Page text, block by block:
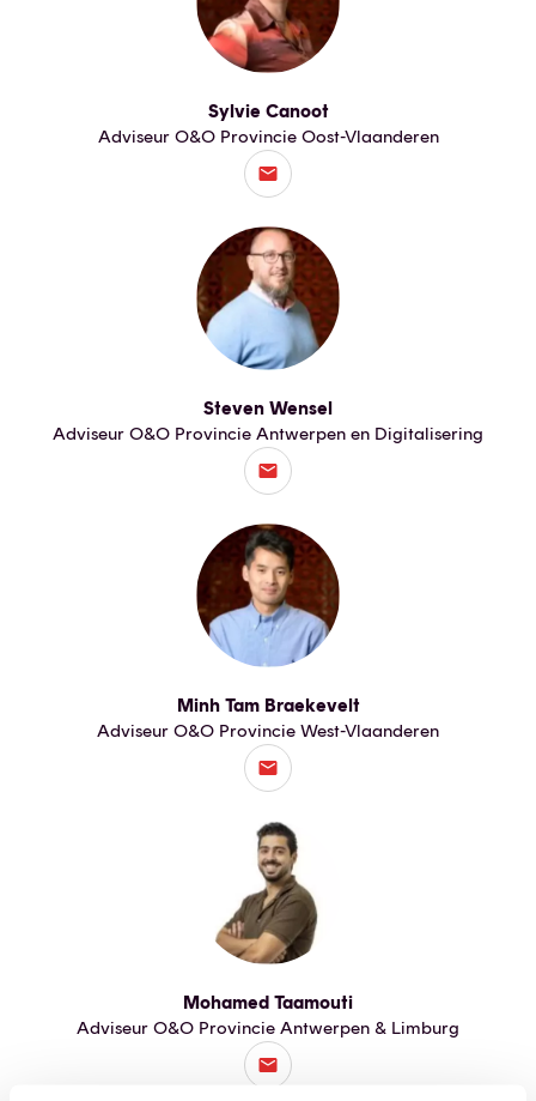
Sylvie Canoot
Adviseur O&O Provincie Oost-Vlaanderen
Steven Wensel
Adviseur O&O Provincie Antwerpen en Digitalisering
Minh Tam Braekevelt
Adviseur O&O Provincie West-Vlaanderen
Mohamed Taamouti
Adviseur O&O Provincie Antwerpen & Limburg